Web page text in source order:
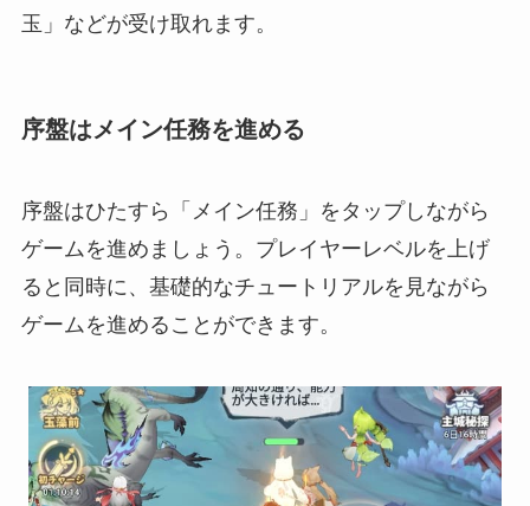
玉」などが受け取れます。
序盤はメイン任務を進める
序盤はひたすら「メイン任務」をタップしながら
ゲームを進めましょう。プレイヤーレベルを上げ
ると同時に、基礎的なチュートリアルを見ながら
ゲームを進めることができます。